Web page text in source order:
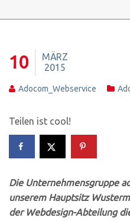
10
MÄRZ
2015
Adocom_Webservice
Teilen ist cool!
Die Unternehmensgruppe
unserem Hauptsitz
der Webdesign-Abteilung